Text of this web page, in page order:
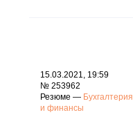
15.03.2021, 19:59
№ 253962
Резюме — Бухгалтерия
и финансы